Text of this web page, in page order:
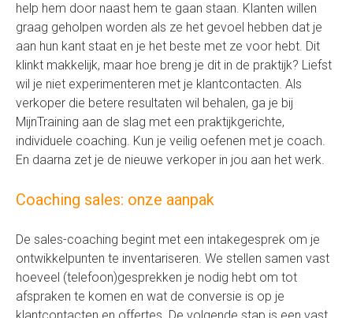
help hem door naast hem te gaan staan. Klanten willen
graag geholpen worden als ze het gevoel hebben dat je
aan hun kant staat en je het beste met ze voor hebt. Dit
klinkt makkelijk, maar hoe breng je dit in de praktijk? Liefst
wil je niet experimenteren met je klantcontacten. Als
verkoper die betere resultaten wil behalen, ga je bij
MijnTraining aan de slag met een praktijkgerichte,
individuele coaching. Kun je veilig oefenen met je coach.
En daarna zet je de nieuwe verkoper in jou aan het werk.
Coaching sales: onze aanpak
De sales-coaching begint met een intakegesprek om je
ontwikkelpunten te inventariseren. We stellen samen vast
hoeveel (telefoon)gesprekken je nodig hebt om tot
afspraken te komen en wat de conversie is op je